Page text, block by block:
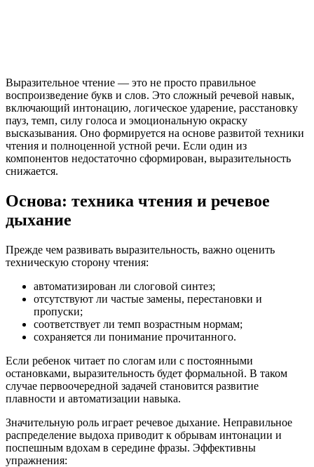
Выразительное чтение — это не просто правильное
воспроизведение букв и слов. Это сложный речевой навык,
включающий интонацию, логическое ударение, расстановку
пауз, темп, силу голоса и эмоциональную окраску
высказывания. Оно формируется на основе развитой техники
чтения и полноценной устной речи. Если один из
компонентов недостаточно сформирован, выразительность
снижается.
Основа: техника чтения и речевое
дыхание
Прежде чем развивать выразительность, важно оценить
техническую сторону чтения:
автоматизирован ли слоговой синтез;
отсутствуют ли частые замены, перестановки и
пропуски;
соответствует ли темп возрастным нормам;
сохраняется ли понимание прочитанного.
Если ребенок читает по слогам или с постоянными
остановками, выразительность будет формальной. В таком
случае первоочередной задачей становится развитие
плавности и автоматизации навыка.
Значительную роль играет речевое дыхание. Неправильное
распределение выдоха приводит к обрывам интонации и
поспешным вдохам в середине фразы. Эффективны
упражнения: